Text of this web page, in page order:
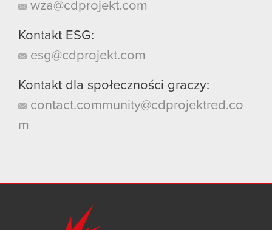
wza@cdprojekt.com
Kontakt ESG:
esg@cdprojekt.com
Kontakt dla społeczności graczy:
contact.community@cdprojektred.co
m